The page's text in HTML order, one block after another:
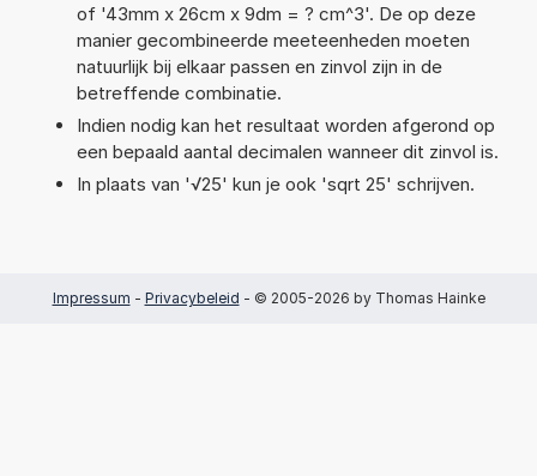
of '43mm x 26cm x 9dm = ? cm^3'. De op deze
manier gecombineerde meeteenheden moeten
natuurlijk bij elkaar passen en zinvol zijn in de
betreffende combinatie.
Indien nodig kan het resultaat worden afgerond op
een bepaald aantal decimalen wanneer dit zinvol is.
In plaats van '√25' kun je ook 'sqrt 25' schrijven.
Impressum - Privacybeleid - © 2005-2026 by Thomas Hainke